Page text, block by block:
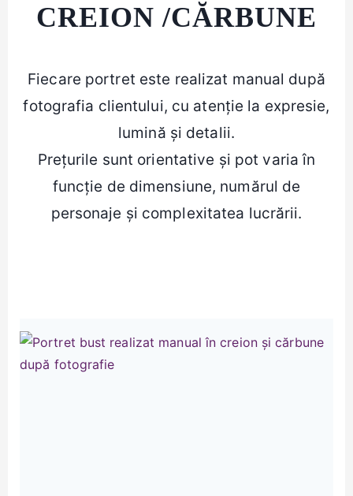
CREION /CĂRBUNE
Fiecare portret este realizat manual după
fotografia clientului, cu atenție la expresie,
lumină și detalii.
Prețurile sunt orientative și pot varia în
funcție de dimensiune, numărul de
personaje și complexitatea lucrării.